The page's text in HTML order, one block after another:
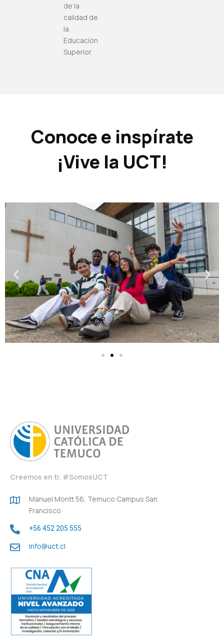
de la
calidad de
la
Educación
Superior.
Conoce e inspírate
¡Vive la UCT!
Creemos en ti, #SomosUCT
Manuel Montt 56, Temuco Campus San
Francisco
+56 452 205 555
info@uct.cl